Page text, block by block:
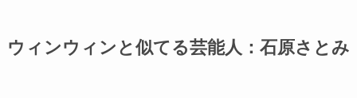
ウィンウィンと似てる芸能人：石原さとみ